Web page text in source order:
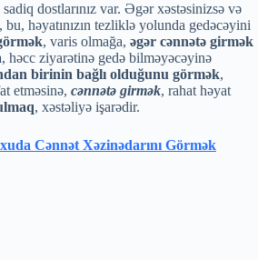
dostlarınız var. Əgər xəstəsinizsə və
həyatınızın tezliklə yolunda gedəcəyini
, varis olmağa, əgər cənnətə girmək
, həcc ziyarətinə gedə bilməyəcəyinə
birinin bağlı olduğunu görmək,
etməsinə, cənnətə girmək, rahat həyat
, xəstəliyə işarədir.
Cənnət Xəzinədarını Görmək